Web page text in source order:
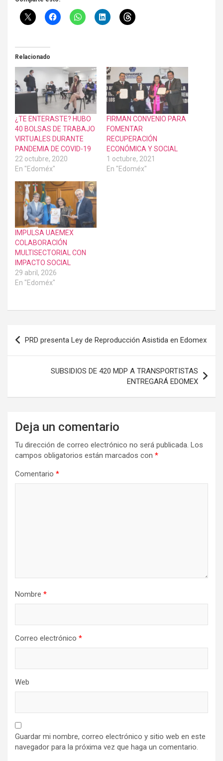
Relacionado
¿TE ENTERASTE? HUBO
40 BOLSAS DE TRABAJO
VIRTUALES DURANTE
PANDEMIA DE COVID-19
22 octubre, 2020
En "Edoméx"
FIRMAN CONVENIO PARA
FOMENTAR
RECUPERACIÓN
ECONÓMICA Y SOCIAL
1 octubre, 2021
En "Edoméx"
IMPULSA UAEMEX
COLABORACIÓN
MULTISECTORIAL CON
IMPACTO SOCIAL
29 abril, 2026
En "Edoméx"
Navegación
de
entradas
PRD presenta Ley de Reproducción Asistida en Edomex
SUBSIDIOS DE 420 MDP A TRANSPORTISTAS
ENTREGARÁ EDOMEX
Deja un comentario
Tu dirección de correo electrónico no será publicada. Los
campos obligatorios están marcados con *
Comentario *
Nombre *
Correo electrónico *
Web
Guardar mi nombre, correo electrónico y sitio web en este
navegador para la próxima vez que haga un comentario.